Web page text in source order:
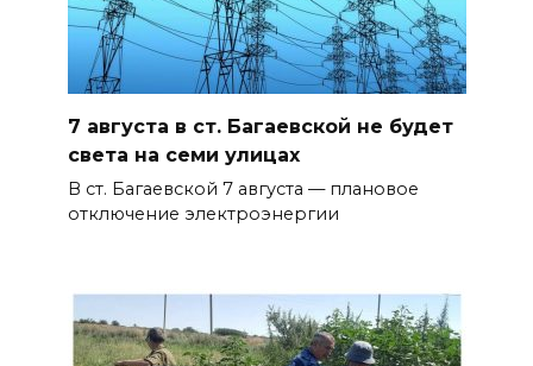
7 августа в ст. Багаевской не будет
света на семи улицах
В ст. Багаевской 7 августа — плановое
отключение электроэнергии